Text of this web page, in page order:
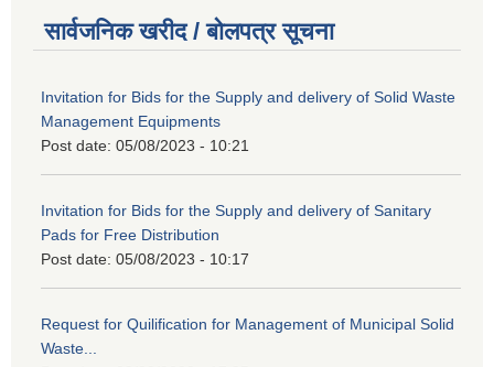
सार्वजनिक खरीद / बोलपत्र सूचना
Invitation for Bids for the Supply and delivery of Solid Waste
Management Equipments
Post date: 05/08/2023 - 10:21
Invitation for Bids for the Supply and delivery of Sanitary
Pads for Free Distribution
Post date: 05/08/2023 - 10:17
Request for Quilification for Management of Municipal Solid
Waste...